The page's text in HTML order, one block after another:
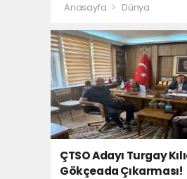
Anasayfa Dünya
ÇTSO Adayı Turgay
Gökçeada Çıkarması!